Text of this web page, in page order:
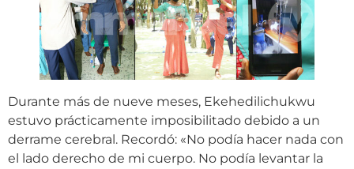
Durante más de nueve meses, Ekehedilichukwu
estuvo prácticamente imposibilitado debido a un
derrame cerebral. Recordó: «No podía hacer nada con
el lado derecho de mi cuerpo. No podía levantar la